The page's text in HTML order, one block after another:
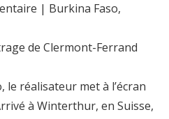
| Burkina Faso,
de Clermont-Ferrand
le réalisateur met à l’écran
à Winterthur, en Suisse,